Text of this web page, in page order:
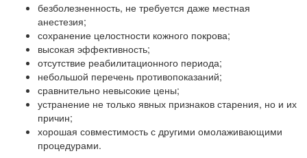
безболезненность, не требуется даже местная
анестезия;
сохранение целостности кожного покрова;
высокая эффективность;
отсутствие реабилитационного периода;
небольшой перечень противопоказаний;
сравнительно невысокие цены;
устранение не только явных признаков старения, но и их
причин;
хорошая совместимость с другими омолаживающими
процедурами.